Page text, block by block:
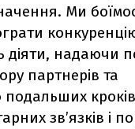
Ми
надаючи
партнерів та
звʼязків і